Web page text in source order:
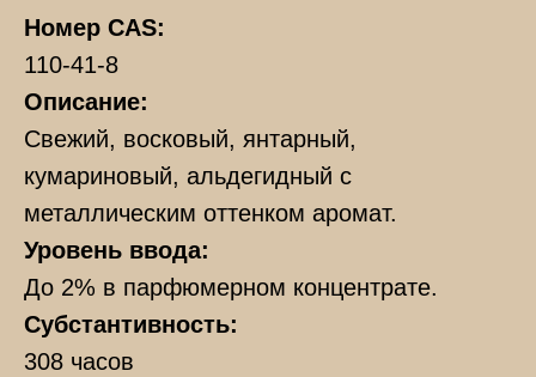
Номер CAS:
110-41-8
Описание:
Свежий, восковый, янтарный,
кумариновый, альдегидный с
металлическим оттенком аромат.
Уровень ввода:
До 2% в парфюмерном концентрате.
Субстантивность:
308 часов